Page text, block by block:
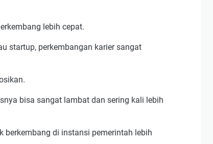
lebih cepat.
startup, perkembangan karier sangat
bisa sangat lambat dan sering kali lebih
berkembang di instansi pemerintah lebih